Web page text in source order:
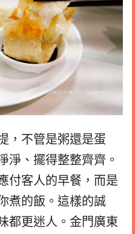
，不管是粥還是蛋
淨、擺得整整齊齊。
付客人的早餐，而是
煮的飯。這樣的誠
都更迷人。金門廣東